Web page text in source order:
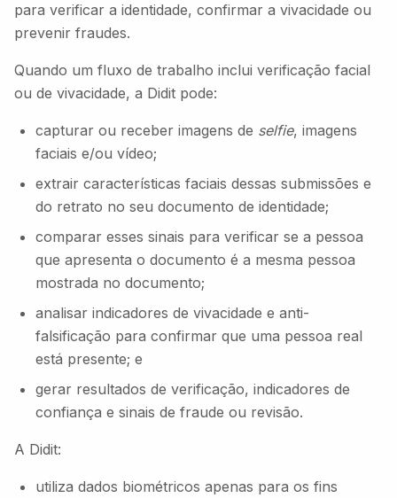
para verificar a identidade, confirmar a vivacidade ou
prevenir fraudes.
Quando um fluxo de trabalho inclui verificação facial
ou de vivacidade, a Didit pode:
capturar ou receber imagens de selfie, imagens
faciais e/ou vídeo;
extrair características faciais dessas submissões e
do retrato no seu documento de identidade;
comparar esses sinais para verificar se a pessoa
que apresenta o documento é a mesma pessoa
mostrada no documento;
analisar indicadores de vivacidade e anti-
falsificação para confirmar que uma pessoa real
está presente; e
gerar resultados de verificação, indicadores de
confiança e sinais de fraude ou revisão.
A Didit:
utiliza dados biométricos apenas para os fins